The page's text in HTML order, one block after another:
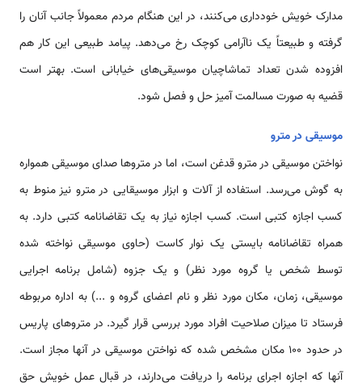
مدارک خويش خوددارى مى‌كنند، در اين هنگام مردم معمولاً جانب آنان را
گرفته و طبيعتاً يک ناآرامى كوچک رخ مى‌دهد. پيامد طبيعى اين كار هم
افزوده شدن تعداد تماشاچيان موسيقى‌هاى خيابانى است. بهتر است
قضيه به صورت مسالمت آميز حل و فصل شود.
موسيقى در مترو
نواختن موسيقى در مترو قدغن است، اما در متروها صداى موسيقى همواره
به گوش مى‌رسد. استفاده از آلات و ابزار موسيقايى در مترو نيز منوط به
كسب اجازه كتبى است. كسب اجازه نياز به يک تقاضانامه كتبى دارد. به
همراه تقاضانامه بايستى يک نوار كاست (حاوى موسيقى نواخته شده
توسط شخص يا گروه مورد نظر) و يک جزوه (شامل برنامه اجرايى
موسيقى، زمان، مكان مورد نظر و نام اعضاى گروه و ...) به اداره مربوطه
فرستاد تا ميزان صلاحيت افراد مورد بررسى قرار گيرد. در متروهاى پاريس
در حدود ۱۰۰ مكان مشخص شده كه نواختن موسيقى در آنها مجاز است.
آنها كه اجازه اجراى برنامه را دريافت مى‌دارند، در قبال عمل خويش حق